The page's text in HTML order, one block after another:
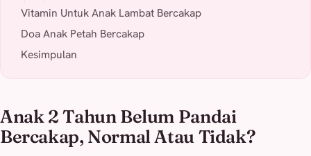
Vitamin Untuk Anak Lambat Bercakap
Doa Anak Petah Bercakap
Kesimpulan
Anak 2 Tahun Belum Pandai
Bercakap, Normal Atau Tidak?